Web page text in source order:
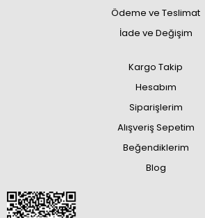
Ödeme ve Teslimat
İade ve Değişim
Kargo Takip
Hesabım
Siparişlerim
Alışveriş Sepetim
Beğendiklerim
Blog